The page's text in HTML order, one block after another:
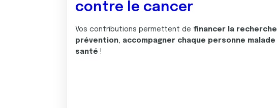
contre le cancer
Vos contributions permettent de financer la recherche
prévention, accompagner chaque personne malade
santé !